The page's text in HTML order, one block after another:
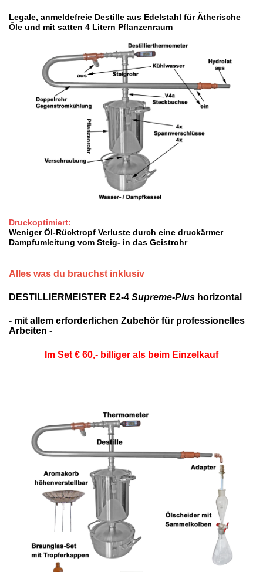
Legale, anmeldefreie Destille aus Edelstahl für Ätherische
Öle und mit satten 4 Litern Pflanzenraum
Druckoptimiert:
Weniger Öl-Rücktropf Verluste durch eine druckärmer
Dampfumleitung vom Steig- in das Geistrohr
Alles was du brauchst inklusiv
DESTILLIERMEISTER E2-4Supreme-Plus horizontal
- mit allem erforderlichen Zubehör für professionelles
Arbeiten -
Im Set € 60,- billiger als beim Einzelkauf